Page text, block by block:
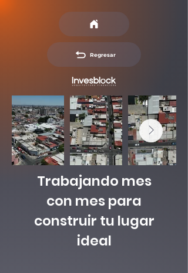
Regresar
Trabajando mes
con mes para
construir tu lugar
ideal